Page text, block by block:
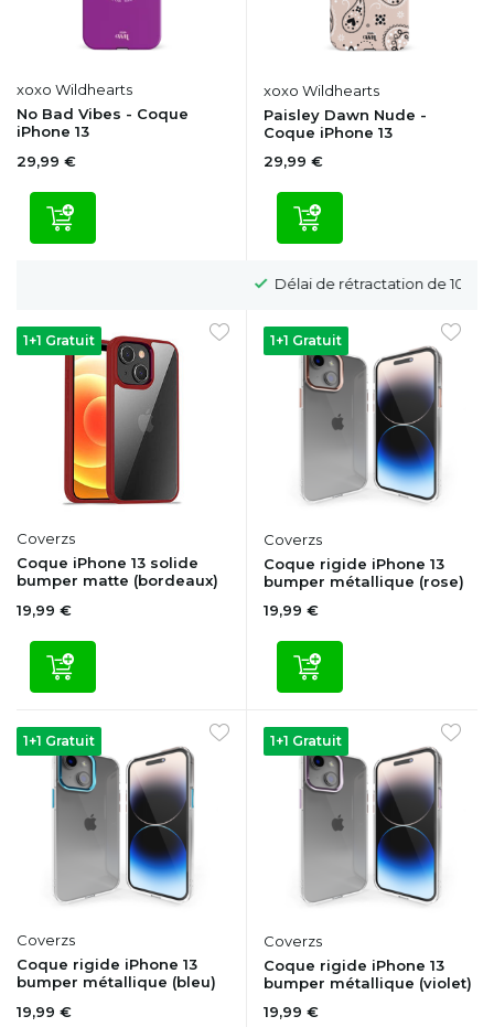
xoxo Wildhearts
No Bad Vibes - Coque
iPhone 13
29,99 €
xoxo Wildhearts
Paisley Dawn Nude -
Coque iPhone 13
29,99 €
Délai de rétractation de 100 jours
1+1 Gratuit
Coverzs
Coque iPhone 13 solide
bumper matte (bordeaux)
19,99 €
1+1 Gratuit
Coverzs
Coque rigide iPhone 13
bumper métallique (rose)
19,99 €
1+1 Gratuit
Coverzs
Coque rigide iPhone 13
bumper métallique (bleu)
19,99 €
1+1 Gratuit
Coverzs
Coque rigide iPhone 13
bumper métallique (violet)
19,99 €